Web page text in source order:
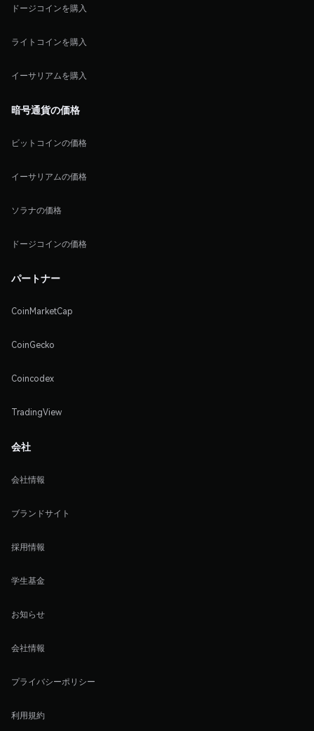
ドージコインを購入
ライトコインを購入
イーサリアムを購入
暗号通貨の価格
ビットコインの価格
イーサリアムの価格
ソラナの価格
ドージコインの価格
パートナー
CoinMarketCap
CoinGecko
Coincodex
TradingView
会社
会社情報
ブランドサイト
採用情報
学生基金
お知らせ
会社情報
プライバシーポリシー
利用規約